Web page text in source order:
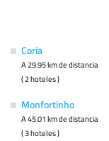
Coria
A 29.95 km de distancia
( 2 hoteles )
Monfortinho
A 45.01 km de distancia
( 3 hoteles )